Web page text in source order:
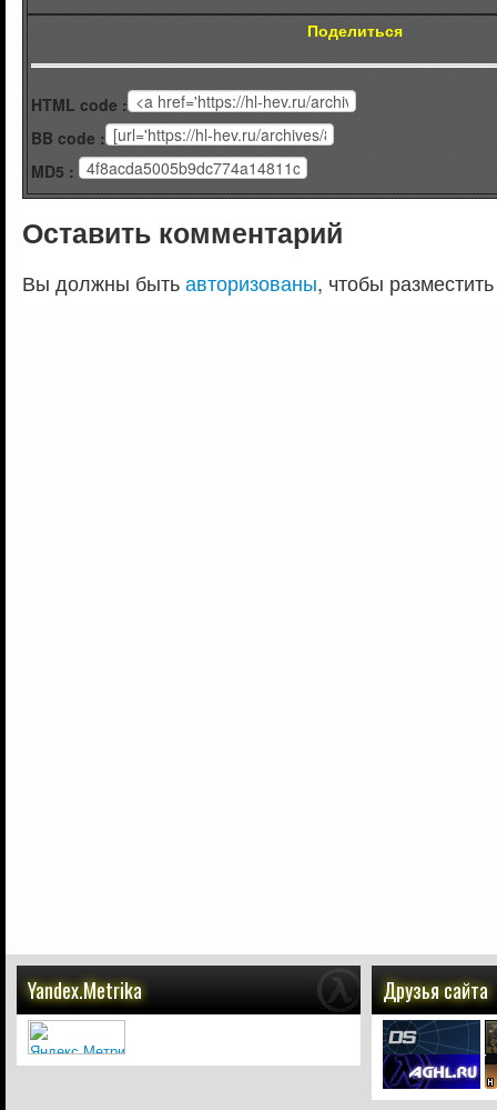
Поделиться
HTML code :
BB code :
MD5 :
Оставить комментарий
Вы должны бытьавторизованы, чтобы
Yandex.Metrika Друзья сайта